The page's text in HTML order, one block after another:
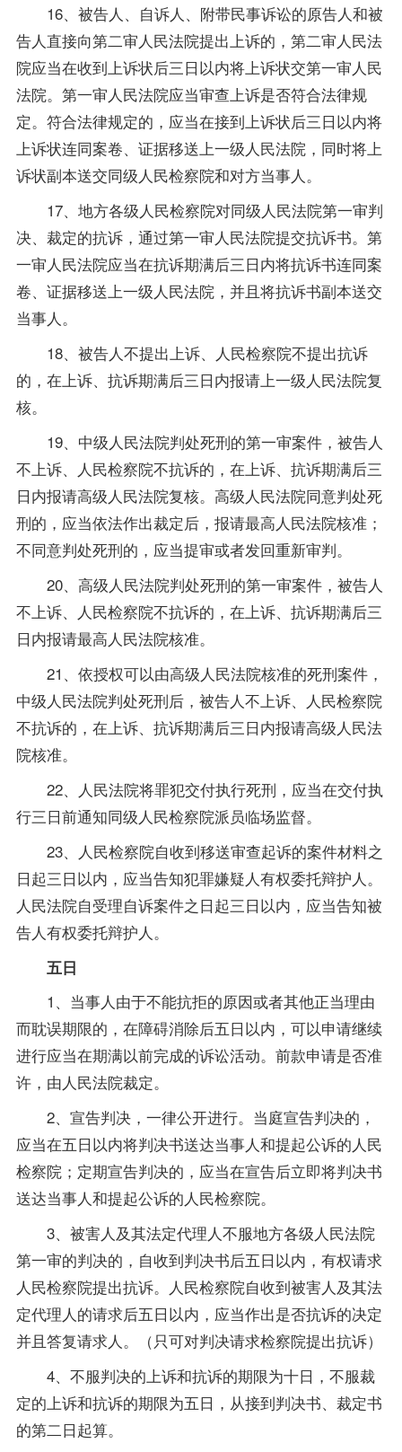
16、被告人、自诉人、附带民事诉讼的原告人和被
告人直接向第二审人民法院提出上诉的，第二审人民法
院应当在收到上诉状后三日以内将上诉状交第一审人民
法院。第一审人民法院应当审查上诉是否符合法律规
定。符合法律规定的，应当在接到上诉状后三日以内将
上诉状连同案卷、证据移送上一级人民法院，同时将上
诉状副本送交同级人民检察院和对方当事人。
17、地方各级人民检察院对同级人民法院第一审判
决、裁定的抗诉，通过第一审人民法院提交抗诉书。第
一审人民法院应当在抗诉期满后三日内将抗诉书连同案
卷、证据移送上一级人民法院，并且将抗诉书副本送交
当事人。
18、被告人不提出上诉、人民检察院不提出抗诉
的，在上诉、抗诉期满后三日内报请上一级人民法院复
核。
19、中级人民法院判处死刑的第一审案件，被告人
不上诉、人民检察院不抗诉的，在上诉、抗诉期满后三
日内报请高级人民法院复核。高级人民法院同意判处死
刑的，应当依法作出裁定后，报请最高人民法院核准；
不同意判处死刑的，应当提审或者发回重新审判。
20、高级人民法院判处死刑的第一审案件，被告人
不上诉、人民检察院不抗诉的，在上诉、抗诉期满后三
日内报请最高人民法院核准。
21、依授权可以由高级人民法院核准的死刑案件，
中级人民法院判处死刑后，被告人不上诉、人民检察院
不抗诉的，在上诉、抗诉期满后三日内报请高级人民法
院核准。
22、人民法院将罪犯交付执行死刑，应当在交付执
行三日前通知同级人民检察院派员临场监督。
23、人民检察院自收到移送审查起诉的案件材料之
日起三日以内，应当告知犯罪嫌疑人有权委托辩护人。
人民法院自受理自诉案件之日起三日以内，应当告知被
告人有权委托辩护人。
五日
1、当事人由于不能抗拒的原因或者其他正当理由
而耽误期限的，在障碍消除后五日以内，可以申请继续
进行应当在期满以前完成的诉讼活动。前款申请是否准
许，由人民法院裁定。
2、宣告判决，一律公开进行。当庭宣告判决的，
应当在五日以内将判决书送达当事人和提起公诉的人民
检察院；定期宣告判决的，应当在宣告后立即将判决书
送达当事人和提起公诉的人民检察院。
3、被害人及其法定代理人不服地方各级人民法院
第一审的判决的，自收到判决书后五日以内，有权请求
人民检察院提出抗诉。人民检察院自收到被害人及其法
定代理人的请求后五日以内，应当作出是否抗诉的决定
并且答复请求人。（只可对判决请求检察院提出抗诉）
4、不服判决的上诉和抗诉的期限为十日，不服裁
定的上诉和抗诉的期限为五日，从接到判决书、裁定书
的第二日起算。